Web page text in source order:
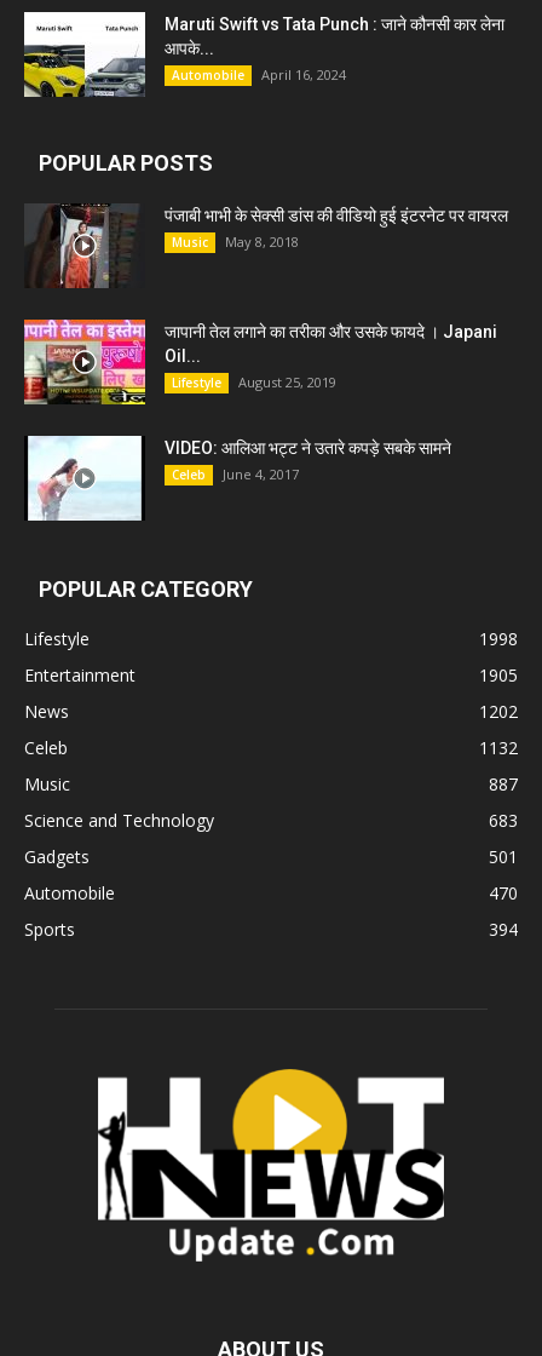
Maruti Swift vs Tata Punch : जाने कौनसी कार लेना
आपके...
Automobile April 16, 2024
POPULAR POSTS
पंजाबी भाभी के सेक्सी डांस की वीडियो हुई इंटरनेट पर वायरल
Music May 8, 2018
जापानी तेल लगाने का तरीका और उसके फायदे । Japani
Oil...
Lifestyle August 25, 2019
VIDEO: आलिआ भट्ट ने उतारे कपड़े सबके सामने
Celeb June 4, 2017
POPULAR CATEGORY
Lifestyle
1998
Entertainment
1905
News
1202
Celeb
1132
Music
887
Science and Technology
683
Gadgets
501
Automobile
470
Sports
394
ABOUT US